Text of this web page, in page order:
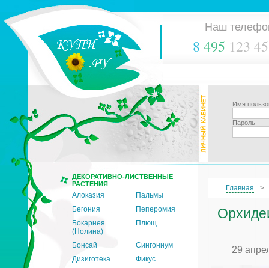
Наш
8 495 123
Имя
Пароль
ДЕКОРАТИВНО-ЛИСТВЕННЫЕ
РАСТЕНИЯ
Алоказия
Пальмы
Бегония
Пеперомия
Бокарнея
(Нолина)
Плющ
Бонсай
Сингониум
Дизиготека
Фикус
Главная
29